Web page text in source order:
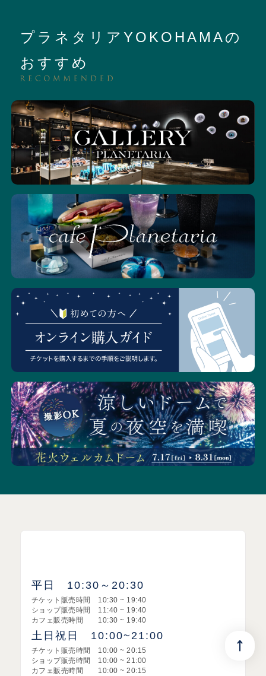
プラネタリアYOKOHAMAの
おすすめ
平日 10:30～20:30
チケット販売時間 10:30 ~ 19:40​
ショップ販売時間 11:40 ~ 19:40​
カフェ販売時間 10:30 ~ 19:40
土日祝日 10:00~21:00
チケット販売時間 10:00 ~ 20:15​
ショップ販売時間 10:00 ~ 21:00
カフェ販売時間 10:00 ~ 20:15